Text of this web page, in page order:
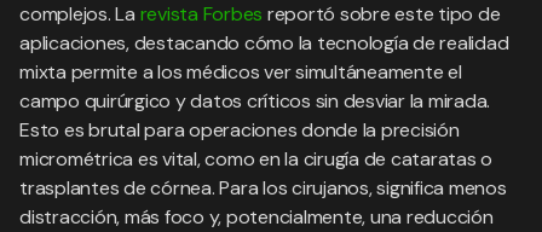
complejos. La revista Forbes reportó sobre este tipo de
aplicaciones, destacando cómo la tecnología de realidad
mixta permite a los médicos ver simultáneamente el
campo quirúrgico y datos críticos sin desviar la mirada.
Esto es brutal para operaciones donde la precisión
micrométrica es vital, como en la cirugía de cataratas o
trasplantes de córnea. Para los cirujanos, significa menos
distracción, más foco y, potencialmente, una reducción